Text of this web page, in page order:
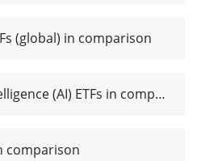
(global) in comparison
Artificial Intelligence (AI) ETFs in comparison
comparison